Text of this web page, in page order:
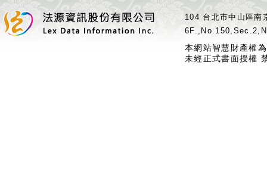
104 台北市中山區
本網站智慧財產權
未經正式書面授權